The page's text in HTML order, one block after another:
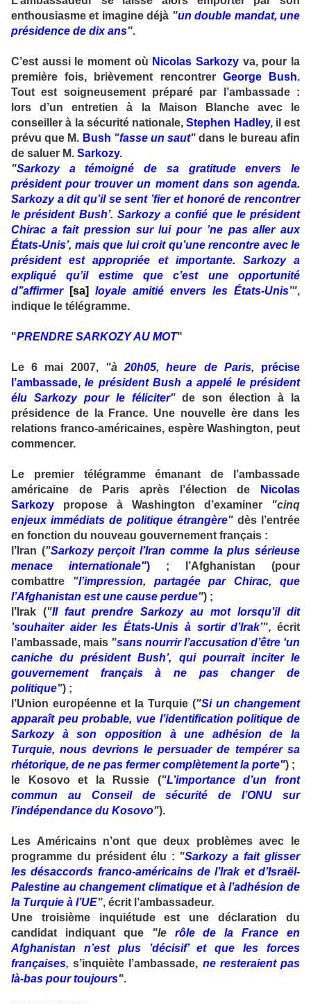
enthousiasme et imagine déjà "un double mandat, une
présidence de dix ans".
C’est aussi le moment où Nicolas Sarkozy va, pour la
première fois, brièvement rencontrer George Bush.
Tout est soigneusement préparé par l’ambassade :
lors d’un entretien à la Maison Blanche avec le
conseiller à la sécurité nationale,Stephen Hadley, il est
prévu que M. Bush "fasse un saut" dans le bureau afin
de saluer M. Sarkozy.
"Sarkozy a témoigné de sa gratitude envers le
président pour trouver un moment dans son agenda.
Sarkozy a dit qu’il se sent ’fier et honoré de rencontrer
le président Bush’. Sarkozy a confié que le président
Chirac a fait pression sur lui pour ’ne pas aller aux
États-Unis’, mais que lui croit qu’une rencontre avec le
président est appropriée et importante. Sarkozy a
expliqué qu’il estime que c’est une opportunité
d’’affirmer
[sa] loyale amitié envers les États-Unis’",
indique le télégramme.
"PRENDRE SARKOZY AU MOT"
Le 6 mai 2007, "à20h05, heure de Paris,
précise
l’ambassade, le président Bush a appelé le président
élu Sarkozy pour le féliciter"de son élection à la
présidence de la France. Une nouvelle ère dans les
relations franco-américaines, espère Washington, peut
commencer.
Le premier télégramme émanant de l’ambassade
américaine de Paris après l’élection de
Nicolas
Sarkozy propose à Washington d’examiner "cinq
enjeux immédiats de politique étrangère"dès l’entrée
en fonction du nouveau gouvernement français :
l’Iran ("Sarkozy perçoit l’Iran comme la plus sérieuse
menace internationale") ; l’Afghanistan (pour
combattre "l’impression, partagée par Chirac, que
l’Afghanistan est une cause perdue") ;
l’Irak ("Il faut prendre Sarkozy au mot lorsqu’il dit
’souhaiter aider les États-Unis à sortir d’Irak’", écrit
l’ambassade, mais "sans nourrir l’accusation d’être ‘un
caniche du président Bush’, qui pourrait inciter le
gouvernement français à ne pas changer de
politique") ;
l’Union européenne et la Turquie ("Si un changement
apparaît peu probable, vue l’identification politique de
Sarkozy à son opposition à une adhésion de la
Turquie, nous devrions le persuader de tempérer sa
rhétorique, de ne pas fermer complètement la porte") ;
le Kosovo et la Russie ("L’importance d’un front
commun au Conseil de sécurité de l’ONU sur
l’indépendance du Kosovo").
Les Américains n’ont que deux problèmes avec le
programme du président élu : "Sarkozy a fait glisser
les désaccords franco-américains de l’Irak et d’Israël-
Palestine au changement climatique et à l’adhésion de
la Turquie à l’UE", écrit l’ambassadeur.
Une troisième inquiétude est une déclaration du
candidat indiquant que "le rôle de la France en
Afghanistan n’est plus ’décisif’ et que les forces
françaises, s’inquiète l’ambassade, ne resteraient pas
là-bas pour toujours".